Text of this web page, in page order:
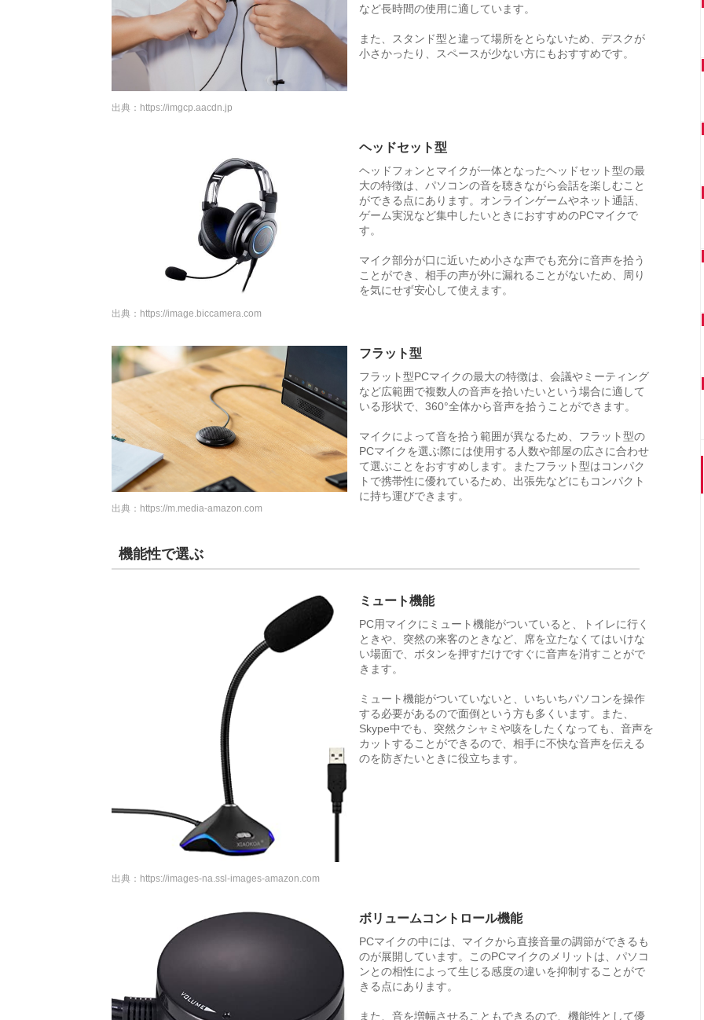
など長時間の使用に適しています。
また、スタンド型と違って場所をとらないため、デスクが
小さかったり、スペースが少ない方にもおすすめです。
出典： https://imgcp.aacdn.jp
ヘッドセット型
ヘッドフォンとマイクが一体となったヘッドセット型の最
大の特徴は、パソコンの音を聴きながら会話を楽しむこと
ができる点にあります。オンラインゲームやネット通話、
ゲーム実況など集中したいときにおすすめのPCマイクで
す。
マイク部分が口に近いため小さな声でも充分に音声を拾う
ことができ、相手の声が外に漏れることがないため、周り
を気にせず安心して使えます。
出典： https://image.biccamera.com
フラット型
フラット型PCマイクの最大の特徴は、会議やミーティング
など広範囲で複数人の音声を拾いたいという場合に適して
いる形状で、360°全体から音声を拾うことができます。
マイクによって音を拾う範囲が異なるため、フラット型の
PCマイクを選ぶ際には使用する人数や部屋の広さに合わせ
て選ぶことをおすすめします。またフラット型はコンパク
トで携帯性に優れているため、出張先などにもコンパクト
に持ち運びできます。
出典： https://m.media-amazon.com
機能性で選ぶ
ミュート機能
PC用マイクにミュート機能がついていると、トイレに行く
ときや、突然の来客のときなど、席を立たなくてはいけな
い場面で、ボタンを押すだけですぐに音声を消すことがで
きます。
ミュート機能がついていないと、いちいちパソコンを操作
する必要があるので面倒という方も多くいます。また、
Skype中でも、突然クシャミや咳をしたくなっても、音声を
カットすることができるので、相手に不快な音声を伝える
のを防ぎたいときに役立ちます。
出典： https://images-na.ssl-images-amazon.com
ボリュームコントロール機能
PCマイクの中には、マイクから直接音量の調節ができるも
のが展開しています。このPCマイクのメリットは、パソコ
ンとの相性によって生じる感度の違いを抑制することがで
きる点にあります。
また、音を増幅させることもできるので、機能性として優